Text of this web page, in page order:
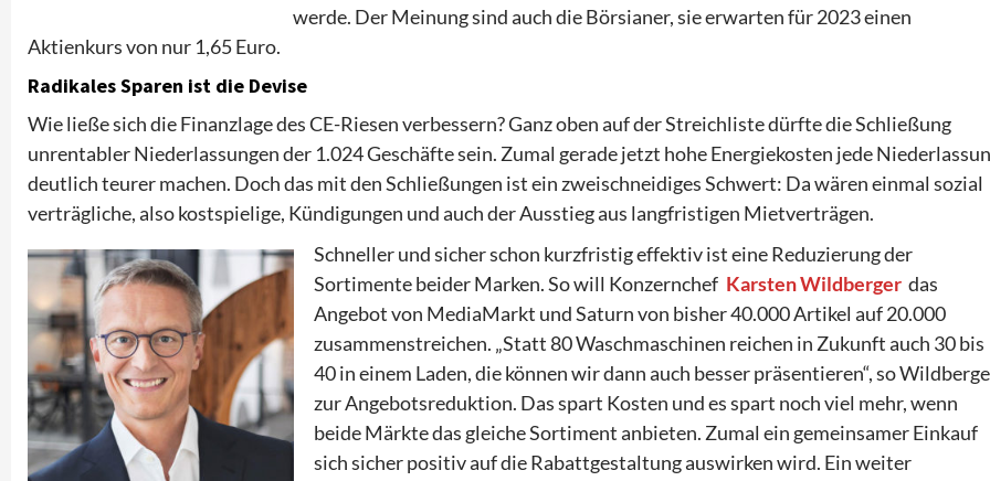
werde. Der Meinung sind auch die Börsianer, sie erwarten für 2023 einen
Aktienkurs von nur 1,65 Euro.
Radikales Sparen ist die Devise
Wie ließe sich die Finanzlage des CE-Riesen verbessern? Ganz oben auf der Streichliste dürfte die Schließung
unrentabler Niederlassungen der 1.024 Geschäfte sein. Zumal gerade jetzt hohe Energiekosten jede
deutlich teurer machen. Doch das mit den Schließungen ist ein zweischneidiges Schwert: Da wären einmal sozial
verträgliche, also kostspielige, Kündigungen und auch der Ausstieg aus langfristigen Mietverträgen.
Schneller und sicher schon kurzfristig effektiv ist eine Reduzierung der
Sortimente beider Marken. So will Konzernchef Karsten Wildberger das
Angebot von MediaMarkt und Saturn von bisher 40.000 Artikel auf 20.000
zusammenstreichen. „Statt 80 Waschmaschinen reichen in Zukunft auch 30 bis
40 in einem Laden, die können wir dann auch besser präsentieren“, so
zur Angebotsreduktion. Das spart Kosten und es spart noch viel mehr, wenn
beide Märkte das gleiche Sortiment anbieten. Zumal ein gemeinsamer Einkauf
sich sicher positiv auf die Rabattgestaltung auswirken wird. Ein weiter